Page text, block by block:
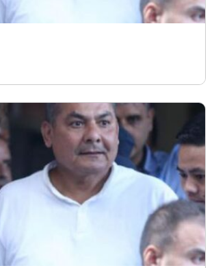
४ दिन हिरासतमा राख्न अनुमति